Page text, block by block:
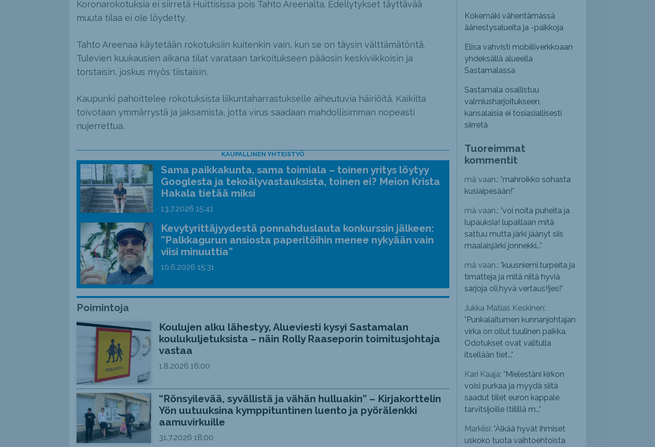
Koronarokotuksia ei siirretä Huittisissa pois Tahto Areenalta. Edellytykset täyttävää
muuta tilaa ei ole löydetty.
Tahto Areenaa käytetään rokotuksiin kuitenkin vain, kun se on täysin välttämätöntä.
Tulevien kuukausien aikana tilat varataan tarkoitukseen pääosin keskiviikkoisin ja
torstaisin, joskus myös tiistaisin.
Kaupunki pahoittelee rokotuksista liikuntaharrastukselle aiheutuvia häiriöitä. Kaikilta
toivotaan ymmärrystä ja jaksamista, jotta virus saadaan mahdollisimman nopeasti
nujerrettua.
KAUPALLINEN YHTEISTYÖ
Sama paikkakunta, sama toimiala – toinen yritys löytyy
Googlesta ja tekoälyvastauksista, toinen ei? Meion Krista
Hakala tietää miksi
13.7.2026 15:41
Kevytyrittäjyydestä ponnahduslauta konkurssin jälkeen:
”Palkkagurun ansiosta paperitöihin menee nykyään vain
viisi minuuttia”
10.6.2026 15:31
Poimintoja
Koulujen alku lähestyy, Alueviesti kysyi Sastamalan
koulukuljetuksista – näin Rolly Raaseporin toimitusjohtaja
vastaa
1.8.2026 16:00
“Rönsyilevää, syvällistä ja vähän hulluakin” – Kirjakorttelin
Yön uutuuksina kymppituntinen luento ja pyörälenkki
aamuvirkuille
31.7.2026 18:00
Kokemäki vähentämässä
äänestysalueita ja -paikkoja
Elisa vahvisti mobiiliverkkoaan
yhdeksällä alueella
Sastamalassa
Sastamala osallistuu
valmiusharjoitukseen,
kansalaisia ei tosiasiallisesti
siirretä
Tuoreimmat
kommentit
mä vaan.: "mahroikko sohasta
kusiaipesään!"
mä vaan.: "voi noita puheita ja
lupauksia! lupaillaan mitä
sattuu mutta järki jäänyt siis
maalaisjärki jonnekki..."
mä vaan.: "kuusniemi.turpeita ja
timatteja ja mitä niitä hyviä
sarjoja oli,hyvä vertaus!!jes!"
Jukka Matias Keskinen:
" Punkalaitumen kunnanjohtajan
virka on ollut tuulinen paikka.
Odotukset ovat valitulla
itsellään tiet..."
Kari Kaaja: " Mielestäni kirkon
voisi purkaa ja myydä siitä
saadut tiilet euron kappale
tarvitsijoille (tiilillä m..."
Markiisi: "Älkää hyvät ihmiset
uskoko tuota vaihtoehtoista